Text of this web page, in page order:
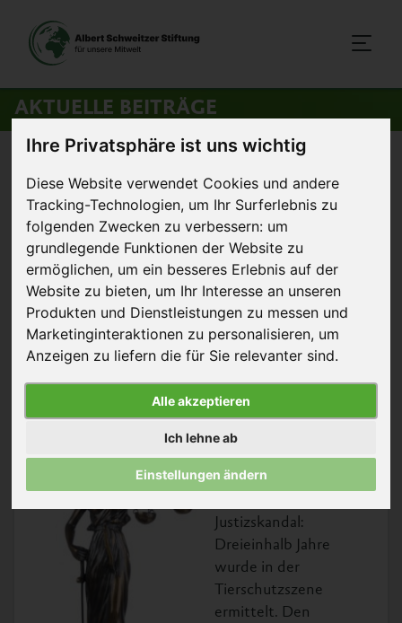
Ihre Privatsphäre ist uns wichtig
Diese Website verwendet Cookies und andere
Tracking-Technologien, um Ihr Surferlebnis zu
folgenden Zwecken zu verbessern: um
grundlegende Funktionen der Website zu
ermöglichen, um ein besseres Erlebnis auf der
Website zu bieten, um Ihr Interesse an unseren
Produkten und Dienstleistungen zu messen und
Marketinginteraktionen zu personalisieren, um
Anzeigen zu liefern die für Sie relevanter sind.
Alle akzeptieren
Ich lehne ab
Einstellungen ändern
AKTUELLE BEITRÄGE
Tierschützer in Österreich vor Gericht
3. März 2010
Tierschützer in Österreich vor
Gericht
In Österreich begann gestern ein Prozess gegen 13
Tierschützer:innen, denen teilweise keine
Trotzdem drohen ihnen bis zu fünf Jahre Haft.
Was sich derzeit in
Österreich abspielt,
klingt nach einem
Justizskandal:
Dreieinhalb Jahre
wurde in der
Tierschutzszene
ermittelt. Den